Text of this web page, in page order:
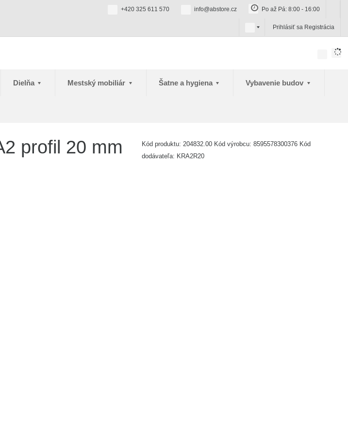
+420 325 611 570 info@abstore.cz Po až Pá: 8:00 - 16:00
s
k
Prihlásiť sa Registrácia
Dielňa Mestský mobiliár Šatne a hygiena Vybavenie budov
profil 20 mm
Kód produktu: 204832.00 Kód výrobcu:8595578300376 Kód
dodávateľa: KRA2R20